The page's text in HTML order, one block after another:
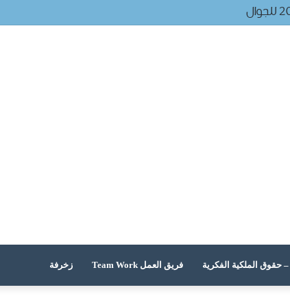
فريق العمل Team Work زخرفة